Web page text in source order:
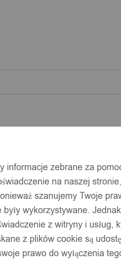
STAL Składany
informacje zebrane za
na naszej
szanujemy Twoje
wykorzystywane.
z witryny i usług,
z plików cookie są
prawo do wyłączenia